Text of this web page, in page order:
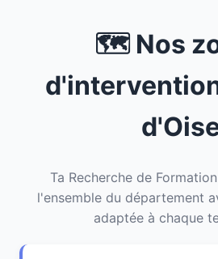
🗺️ Nos
Ta Recherche de
l'ensemble du département
adaptée à chaque